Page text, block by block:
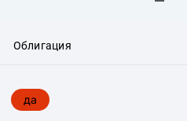
Облигация
да